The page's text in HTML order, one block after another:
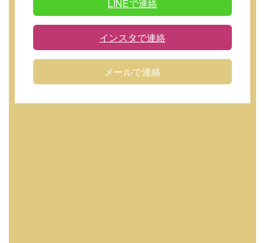
LINEで連絡
インスタで連絡
メールで連絡